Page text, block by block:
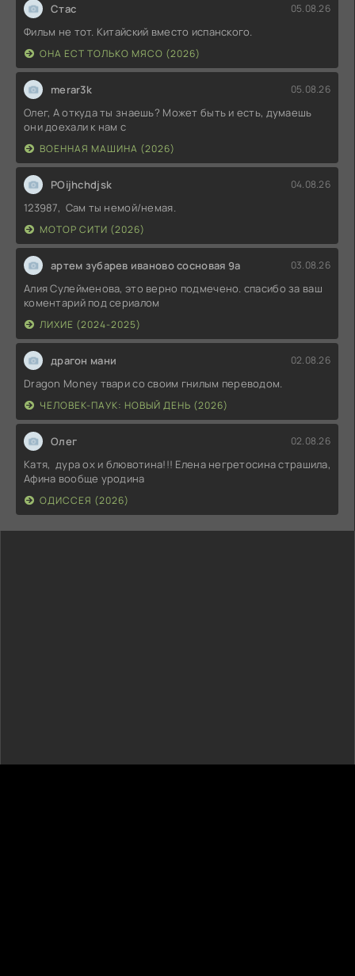
Стас 05.08.26
Фильм не тот. Китайский вместо испанского.
ОНА ЕСТ ТОЛЬКО МЯСО (2026)
merar3k 05.08.26
Олег, А откуда ты знаешь? Может быть и есть, думаешь
они доехали к нам с
ВОЕННАЯ МАШИНА (2026)
POijhchdjsk 04.08.26
123987, Сам ты немой/немая.
МОТОР СИТИ (2026)
артем зубарев иваново сосновая 9а 03.08.26
Алия Сулейменова, это верно подмечено. спасибо за ваш
коментарий под сериалом
ЛИХИЕ (2024-2025)
драгон мани 02.08.26
Dragon Money твари со своим гнилым переводом.
ЧЕЛОВЕК-ПАУК: НОВЫЙ ДЕНЬ (2026)
Олег 02.08.26
Катя, дура ох и блювотина!!! Елена негретосина страшила,
Афина вообще уродина
ОДИССЕЯ (2026)